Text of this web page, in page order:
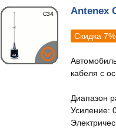
Antenex
Скидка 7%
кабеля с
Диапазон
Усиление: